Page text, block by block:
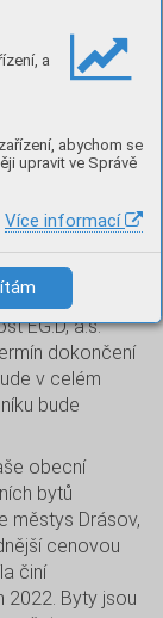
a
abychom se
upravit ve Správě
Více informací
je
svatého
Drásov.
sbírka
účelovou
do země,
EG.D, a.s.
dokončení
v celém
bude
obecní
bytů
městys Drásov,
cenovou
činí
2022. Byty jsou